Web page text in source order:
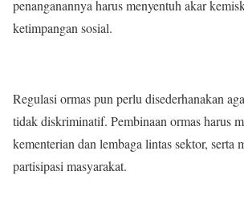
penanganannya harus menyentuh akar
ketimpangan sosial.
Regulasi ormas pun perlu disederhanakan
tidak diskriminatif. Pembinaan ormas harus
kementerian dan lembaga lintas sektor, serta
partisipasi masyarakat.